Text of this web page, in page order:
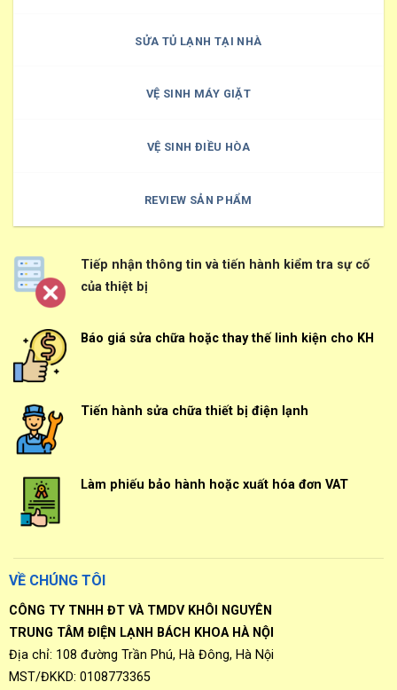
SỬA TỦ LẠNH TẠI NHÀ
VỆ SINH MÁY GIẶT
VỆ SINH ĐIỀU HÒA
REVIEW SẢN PHẨM
Tiếp nhận thông tin và tiến hành kiểm tra sự cố
của thiệt bị
Báo giá sửa chữa hoặc thay thế linh kiện cho KH
Tiến hành sửa chữa thiết bị điện lạnh
Làm phiếu bảo hành hoặc xuất hóa đơn VAT
VỀ CHÚNG TÔI
CÔNG TY TNHH ĐT VÀ TMDV KHÔI NGUYÊN
TRUNG TÂM ĐIỆN LẠNH BÁCH KHOA HÀ NỘI
Địa chỉ: 108 đường Trần Phú, Hà Đông, Hà Nội
MST/ĐKKD: 0108773365